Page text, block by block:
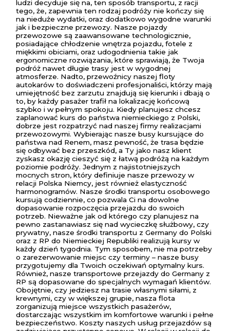
ludzi decyduje się na, ten sposób transportu, z racji
tego, że, zapewnia ten rodzaj podróży nie kończy się
na nieduże wydatki, oraz dodatkowo wygodne warunki
jak i bezpieczne przewozy. Nasze pojazdy
przewozowe są zaawansowane technologicznie,
posiadające chłodzenie wnętrza pojazdu, fotele z
miękkimi obiciami, oraz udogodnienia takie jak
ergonomiczne rozwiązania, które sprawiają, że Twoja
podróż nawet długie trasy jest w wygodnej
atmosferze. Nadto, przewoźnicy naszej floty
autokarów to doświadczeni profesjonaliści, którzy mają
umiejętność bez zarzutu znajdują się kierunki i dbają o
to, by każdy pasażer trafił na lokalizację końcową
szybko i w pełnym spokoju. Kiedy planujesz chcesz
zaplanować kurs do państwa niemieckiego z Polski,
dobrze jest rozpatrzyć nad naszej firmy realizacjami
przewozowymi. Wybierając nasze busy kursujące do
państwa nad Renem, masz pewność, że trasa będzie
się odbywać bez przeszkód, a Ty jako nasz klient
zyskasz okazję cieszyć się z łatwą podróżą na każdym
poziomie podróży. Jednym z najistotniejszych
mocnych stron, który definiuje nasze przewozy w
relacji Polska Niemcy, jest również elastyczność
harmonogramów. Nasze środki transportu osobowego
kursują codziennie, co pozwala Ci na dowolne
dopasowanie rozpoczęcia przejazdu do swoich
potrzeb. Nieważne jak od którego czy planujesz na
pewno zastanawiasz się nad wycieczkę służbowy, czy
prywatny, nasze środki transportu z Germany do Polski
oraz z RP do Niemieckiej Republiki realizują kursy w
każdy dzień tygodnia. Tym sposobem, nie ma potrzeby
o zarezerwowanie miejsc czy terminy – nasze busy
przygotujemy dla Twoich oczekiwań optymalny kurs.
Również, nasze transportowe przejazdy do Germany z
RP są dopasowane do specjalnych wymagań klientów.
Obojętnie, czy jedziesz na trasie własnymi siłami, z
krewnymi, czy w większej grupie, nasza flota
zorganizują miejsce wszystkich pasażerów,
dostarczając wszystkim im komfortowe warunki i pełne
bezpieczeństwo. Koszty naszych usług przejazdów są